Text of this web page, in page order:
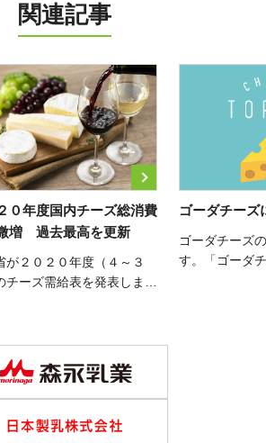
関連記事
０年度国内チーズ総消費
増 過去最高を更新
が２０２０年度（４～３
チーズ需給表を発表しまし
訳は、プロセスチーズが
，５２５トン（前年比
）、 […]
ゴーダチーズ
ゴーダチーズ
す。「ゴーダ